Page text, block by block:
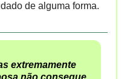
de alguma forma.
extremamente